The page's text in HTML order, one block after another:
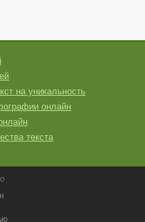
на уникальность
онлайн
текста